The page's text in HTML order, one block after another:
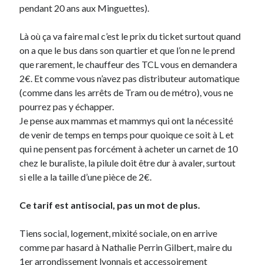
pendant 20 ans aux Minguettes).
Là où ça va faire mal c’est le prix du ticket surtout quand
on a que le bus dans son quartier et que l’on ne le prend
que rarement, le chauffeur des TCL vous en demandera
2€. Et comme vous n’avez pas distributeur automatique
(comme dans les arrêts de Tram ou de métro), vous ne
pourrez pas y échapper.
Je pense aux mammas et mammys qui ont la nécessité
de venir de temps en temps pour quoique ce soit à L et
qui ne pensent pas forcément à acheter un carnet de 10
chez le buraliste, la pilule doit être dur à avaler, surtout
si elle a la taille d’une pièce de 2€.
Ce tarif est antisocial, pas un mot de plus.
Tiens social, logement, mixité sociale, on en arrive
comme par hasard à Nathalie Perrin Gilbert, maire du
1er arrondissement lyonnais et accessoirement